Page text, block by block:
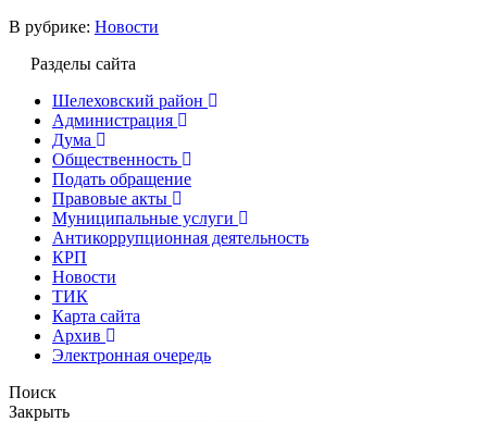
В рубрике: Новости
Разделы сайта
Шелеховский район
Администрация
Дума
Общественность
Подать обращение
Правовые акты
Муниципальные услуги
Антикоррупционная деятельность
КРП
Новости
ТИК
Карта сайта
Архив
Электронная очередь
Поиск
Закрыть